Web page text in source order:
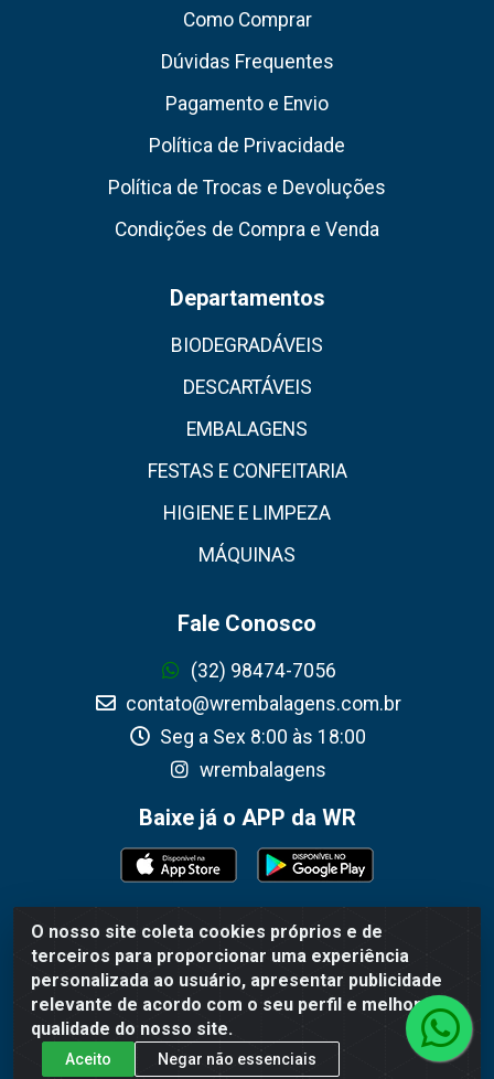
O nosso site coleta cookies próprios e de
terceiros para proporcionar uma experiência
personalizada ao usuário, apresentar publicidade
relevante de acordo com o seu perfil e melhorar a
qualidade do nosso site.
Aceito Negar não essenciais
Como Comprar
Dúvidas Frequentes
Pagamento e Envio
Política de Privacidade
Política de Trocas e Devoluções
Condições de Compra e Venda
Departamentos
BIODEGRADÁVEIS
DESCARTÁVEIS
EMBALAGENS
FESTAS E CONFEITARIA
HIGIENE E LIMPEZA
MÁQUINAS
Fale Conosco
(32) 98474-7056
contato@wrembalagens.com.br
Seg a Sex 8:00 às 18:00
wrembalagens
Baixe já o APP da WR
WR Embalagens - R. Cel. Teodoro Gomes de Araújo, 1360 -
Grogotó - Barbacena / MG - CEP 36202-628 - CNPJ
02.692.206/0001-55